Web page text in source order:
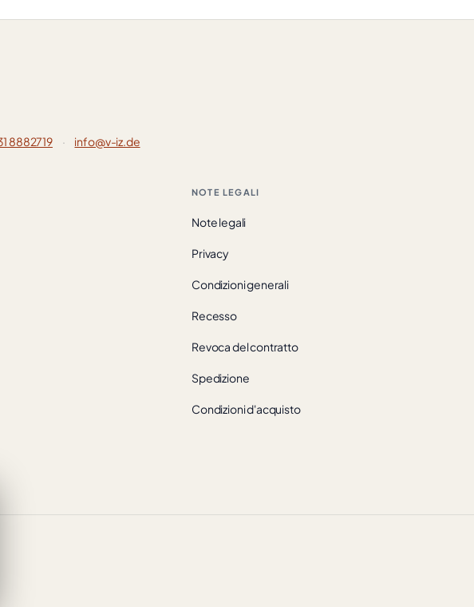
8882719 · info@v-iz.de
NOTE LEGALI
Note legali
Privacy
Condizioni generali
Recesso
Revoca del contratto
Spedizione
Condizioni d'acquisto